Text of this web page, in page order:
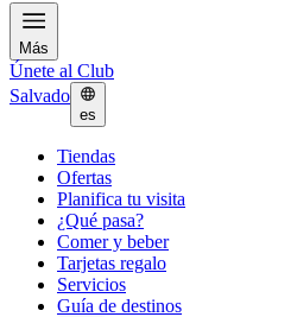
Más
Únete al Club
Salvado
es
Tiendas
Ofertas
Planifica tu visita
¿Qué pasa?
Comer y beber
Tarjetas regalo
Servicios
Guía de destinos